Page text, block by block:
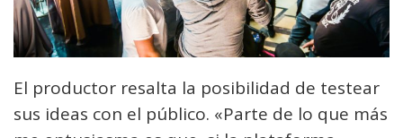
El productor resalta la posibilidad de testear
sus ideas con el público. «Parte de lo que más